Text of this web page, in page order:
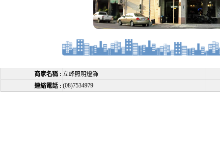
商家名稱 : 立峰照明燈飾
連絡電話 : (08)7534979